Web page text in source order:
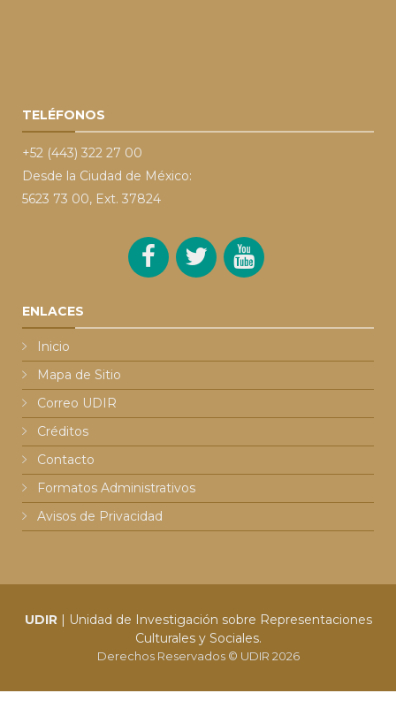
TELÉFONOS
+52 (443) 322 27 00
Desde la Ciudad de México:
5623 73 00, Ext. 37824
ENLACES
Inicio
Mapa de Sitio
Correo UDIR
Créditos
Contacto
Formatos Administrativos
Avisos de Privacidad
UDIR| Unidad de Investigación sobre Representaciones
Culturales y Sociales.
Derechos Reservados © UDIR 2026